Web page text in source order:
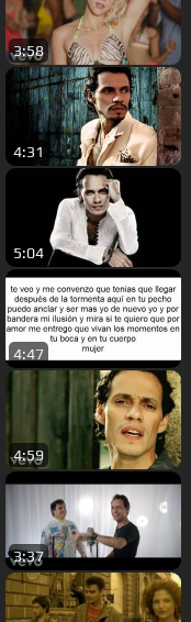
3:58
4:31
5:04
4:47
4:59
3:37